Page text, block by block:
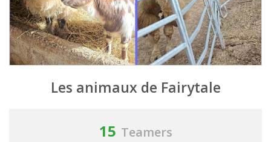
Les animaux de Fairytale
15 Teamers